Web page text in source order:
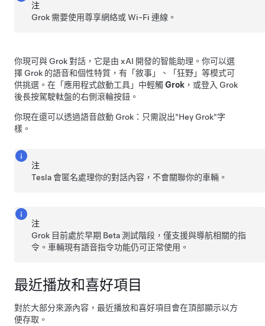
注
Grok 需要使用尊享網絡或 Wi-Fi 連線。
你現可與 Grok 對話，它是由 xAI 開發的智能助理。你可以選
擇 Grok 的語音和個性特質，有「敘事」、「狂野」等模式可
供挑選。在「應用程式啟動工具」中輕觸 Grok ，或登入 Grok
後長按駕駛軚盤的右側滾輪按鈕。
你現在還可以透過語音啟動 Grok：只需說出"Hey Grok"字
樣。
注
Tesla 會匿名處理你的對話內容，不會關聯你的車輛。
注
Grok 目前處於早期 Beta 測試階段，僅支援與導航相關的指
令。車輛現有語音指令功能仍可正常使用。
最近播放和喜好項目
對於大部分來源內容，最近播放和喜好項目會在頂部顯示以方
便存取。